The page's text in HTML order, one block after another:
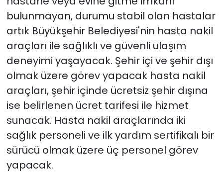
bulunmayan, durumu stabil olan hastalar
artık Büyükşehir Belediyesi'nin hasta nakil
araçları ile sağlıklı ve güvenli ulaşım
deneyimi yaşayacak. Şehir içi ve şehir dışı
olmak üzere görev yapacak hasta nakil
araçları, şehir içinde ücretsiz şehir dışına
ise belirlenen ücret tarifesi ile hizmet
sunacak. Hasta nakil araçlarında iki
sağlık personeli ve ilk yardım sertifikalı bir
sürücü olmak üzere üç personel görev
yapacak.